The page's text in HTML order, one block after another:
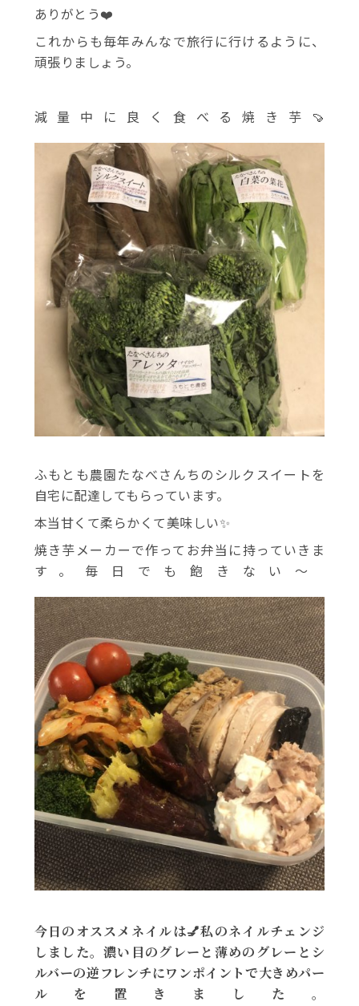
ありがとう❤️
これからも毎年みんなで旅行に行けるように、
頑張りましょう。
減量中に良く食べる焼き芋🍠
ふもとも農園たなべさんちのシルクスイートを
自宅に配達してもらっています。
本当甘くて柔らかくて美味しい✨
焼き芋メーカーで作ってお弁当に持っていきま
す。毎日でも飽きない〜
今日のオススメネイルは💅私のネイルチェンジ
しました。濃い目のグレーと薄めのグレーとシ
ルバーの逆フレンチにワンポイントで大きめパー
ルを置きました。